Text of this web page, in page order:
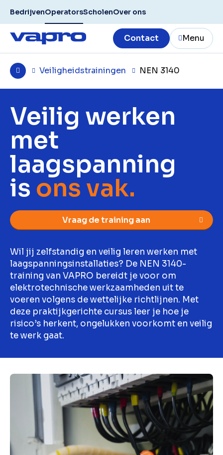
BedrijvenOperatorsScholenOver ons
Contact Menu
Veilig werken
met
laagspanning
is ons vak.
Vraag de training aan
Wil jij zelfstandig en veilig leren werken met
laagspanningsinstallaties? De NEN 3140-
training van VAPRO bereidt je voor om
elektrotechnische werkzaamheden uit te
voeren volgens de wettelijke richtlijnen. Met
deze praktijkgerichte cursus leer je hoe je
risico’s herkent, ongelukken voorkomt en veilig
te werk gaat.
Veiligheidstrainingen NEN 3140